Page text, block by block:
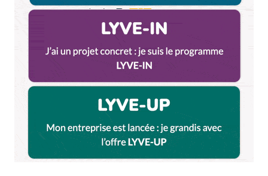
Lacroix […]
Votre adresse e-mail ne sera pas publiée. Les
champs obligatoires sont indiqués avec
Prévenez-moi de tous les nouveaux commentaires
par e-mail.